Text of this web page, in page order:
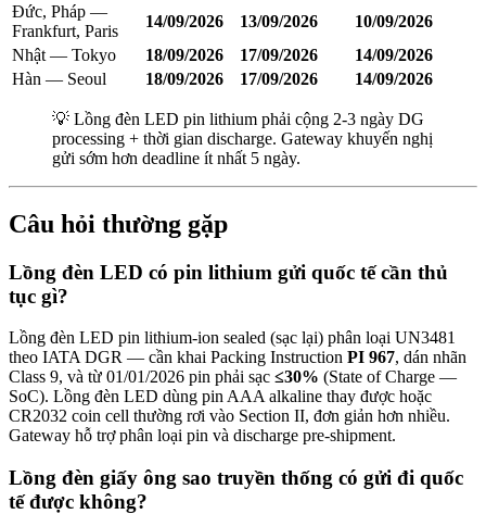
Đức, Pháp —
Frankfurt, Paris
14/09/2026 13/09/2026
10/09/2026
Nhật — Tokyo
18/09/2026 17/09/2026
14/09/2026
Hàn — Seoul
18/09/2026 17/09/2026 14/09/2026
💡 Lồng đèn LED pin lithium phải cộng 2-3 ngày DG
processing + thời gian discharge. Gateway khuyến nghị
gửi sớm hơn deadline ít nhất 5 ngày.
Câu hỏi thường gặp
Lồng đèn LED có pin lithium gửi quốc tế cần thủ
tục gì?
Lồng đèn LED pin lithium-ion sealed (sạc lại) phân loại UN3481
theo IATA DGR — cần khai Packing Instruction PI 967, dán nhãn
Class 9, và từ 01/01/2026 pin phải sạc ≤30% (State of Charge —
SoC). Lồng đèn LED dùng pin AAA alkaline thay được hoặc
CR2032 coin cell thường rơi vào Section II, đơn giản hơn nhiều.
Gateway hỗ trợ phân loại pin và discharge pre-shipment.
Lồng đèn giấy ông sao truyền thống có gửi đi quốc
tế được không?